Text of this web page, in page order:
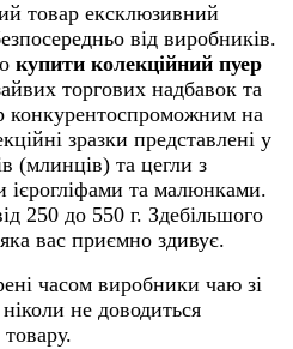
товар ексклюзивний
від виробників.
купити колекційний пуер
торгових надбавок та
конкурентоспроможним на
зразки представлені у
(млинців) та цегли з
ієрогліфами та малюнками.
250 до 550 г. Здебільшого
вас приємно здивує.
часом виробники чаю зі
не доводиться
товару.